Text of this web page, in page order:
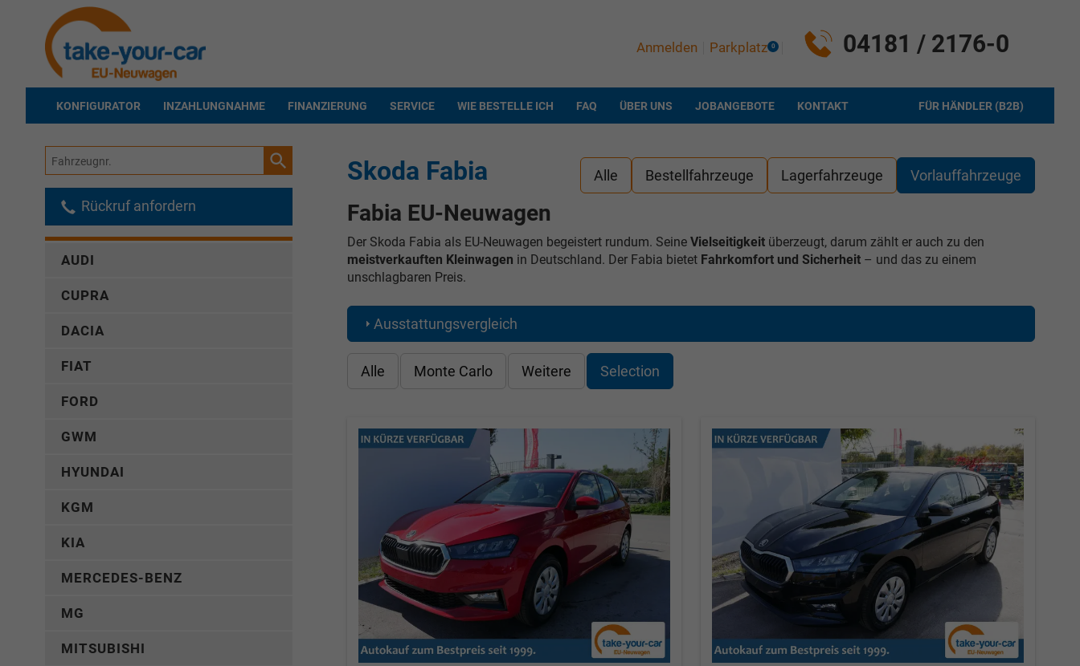
04181 / 2176-0
Anmelden Parkplatz 0
KONFIGURATOR INZAHLUNGNAHME FINANZIERUNG SERVICE WIE BESTELLE ICH FAQ ÜBER UNS JOBANGEBOTE FÜR HÄNDLER (B2B)
KONTAKT
Alle Bestellfahrzeuge Lagerfahrzeuge Vorlauffahrzeuge
Skoda Fabia
Fabia EU-Neuwagen
Der Skoda Fabia als EU-Neuwagen begeistert rundum. Seine Vielseitigkeitüberzeugt, darum zählt er auch zu den
meistverkauften Kleinwagen in Deutschland. Der Fabia bietet Fahrkomfort und Sicherheit– und das zu einem
unschlagbaren Preis.
Ausstattungsvergleich
Alle Monte Carlo Weitere Selection
Fahrzeugnr.
Rückruf anfordern
AUDI
CUPRA
DACIA
FIAT
FORD
GWM
HYUNDAI
KGM
KIA
MERCEDES-BENZ
MG
MITSUBISHI